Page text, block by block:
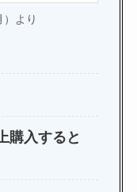
）より
購入すると